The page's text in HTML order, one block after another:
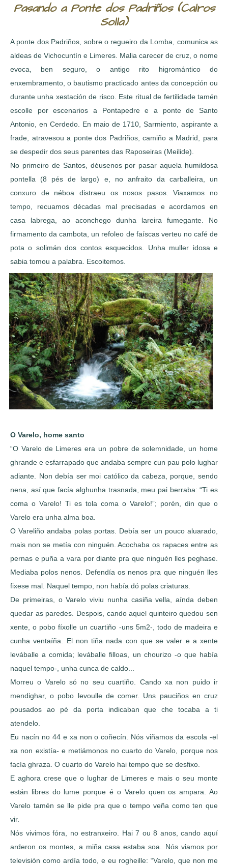
Pasando a Ponte dos Padriños (Calros
Solla)
A ponte dos Padriños, sobre o regueiro da Lomba, comunica as
aldeas de Vichocuntín e Limeres. Malia carecer de cruz, o nome
evoca, ben seguro, o antigo rito higromántico do
enxembramento, o bautismo practicado antes da concepción ou
durante unha xestación de risco. Este ritual de fertilidade tamén
escolle por escenarios a Pontapedre e a ponte de Santo
Antonio, en Cerdedo. En maio de 1710, Sarmiento, aspirante a
frade, atravesou a ponte dos Padriños, camiño a Madrid, para
se despedir dos seus parentes das Raposeiras (Meilide).
No primeiro de Santos, déusenos por pasar aquela humildosa
pontella (8 pés de largo) e, no anfraito da carballeira, un
conxuro de néboa distraeu os nosos pasos. Viaxamos no
tempo, recuamos décadas mal precisadas e acordamos en
casa labrega, ao aconchego dunha lareira fumegante. No
firmamento da cambota, un refoleo de faíscas verteu no café de
pota o solimán dos contos esquecidos. Unha muller idosa e
sabia tomou a palabra. Escoitemos.
O Varelo, home santo
“O Varelo de Limeres era un pobre de solemnidade, un home
ghrande e esfarrapado que andaba sempre cun pau polo lughar
adiante. Non debía ser moi católico da cabeza, porque, sendo
nena, así que facía alghunha trasnada, meu pai berraba: “Ti es
coma o Varelo! Ti es tola coma o Varelo!”; porén, din que o
Varelo era unha alma boa.
O Vareliño andaba polas portas. Debía ser un pouco aluarado,
mais non se metía con ninguén. Acochaba os rapaces entre as
pernas e puña a vara por diante pra que ninguén lles peghase.
Mediaba polos nenos. Defendía os nenos pra que ninguén lles
fixese mal. Naquel tempo, non había dó polas criaturas.
De primeiras, o Varelo viviu nunha casiña vella, aínda deben
quedar as paredes. Despois, cando aquel quinteiro quedou sen
xente, o pobo fíxolle un cuartiño -uns 5m2-, todo de madeira e
cunha ventaíña. El non tiña nada con que se valer e a xente
leváballe a comida; leváballe filloas, un chourizo -o que había
naquel tempo-, unha cunca de caldo...
Morreu o Varelo só no seu cuartiño. Cando xa non puido ir
mendighar, o pobo levoulle de comer. Uns pauciños en cruz
pousados ao pé da porta indicaban que che tocaba a ti
atendelo.
Eu nacín no 44 e xa non o coñecín. Nós viñamos da escola -el
xa non existía- e metiámonos no cuarto do Varelo, porque nos
facía ghraza. O cuarto do Varelo hai tempo que se desfixo.
E aghora crese que o lughar de Limeres e mais o seu monte
están libres do lume porque é o Varelo quen os ampara. Ao
Varelo tamén se lle pide pra que o tempo veña como ten que
vir.
Nós vivimos fóra, no estranxeiro. Hai 7 ou 8 anos, cando aquí
arderon os montes, a miña casa estaba soa. Nós viamos por
televisión como ardía todo, e eu rogheille: “Varelo, que non me